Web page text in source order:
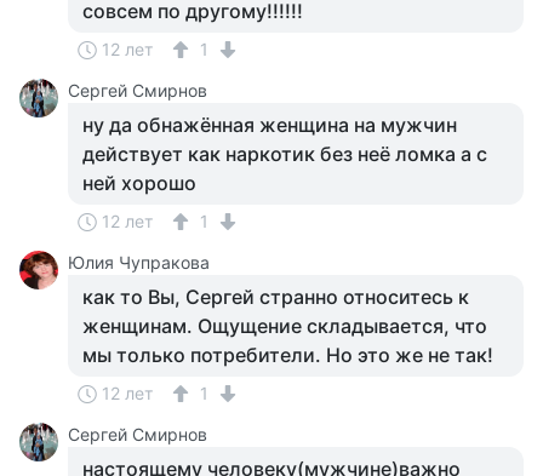
совсем по другому!!!!!!
12 лет
1
Сергей Смирнов
ну да обнажённая женщина на мужчин
действует как наркотик без неё ломка а с
ней хорошо
12 лет
1
Юлия Чупракова
как то Вы, Сергей странно относитесь к
женщинам. Ощущение складывается, что
мы только потребители. Но это же не так!
12 лет
1
Сергей Смирнов
настоящему человеку(мужчине)важно